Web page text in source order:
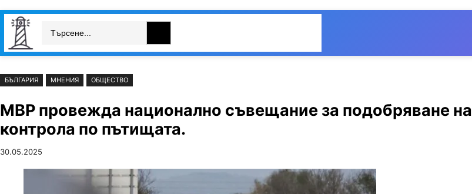
Към
съдържанието
Skip
cont
БЪЛГАРИЯ МНЕНИЯ ОБЩЕСТВО
МВР провежда национално съвещание за подобряване на
контрола по пътищата.
30.05.2025